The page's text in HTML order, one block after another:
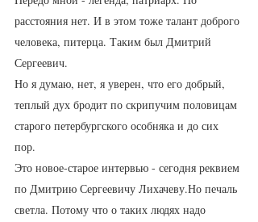
расстояния нет. И в этом тоже талант доброго
человека, питерца. Таким был Дмитрий
Сергеевич.
Но я думаю, нет, я уверен, что его добрый,
теплый дух бродит по скрипучим половицам
старого петербургского особняка и до сих
пор.
Это новое-старое интервью - сегодня реквием
по Дмитрию Сергеевичу Лихачеву.Но печаль
светла. Потому что о таких людях надо